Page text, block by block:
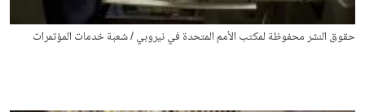
حقوق النشر محفوظة لمكتب الأمم المتحدة في نيروبي / شعبة خدمات المؤتمرات